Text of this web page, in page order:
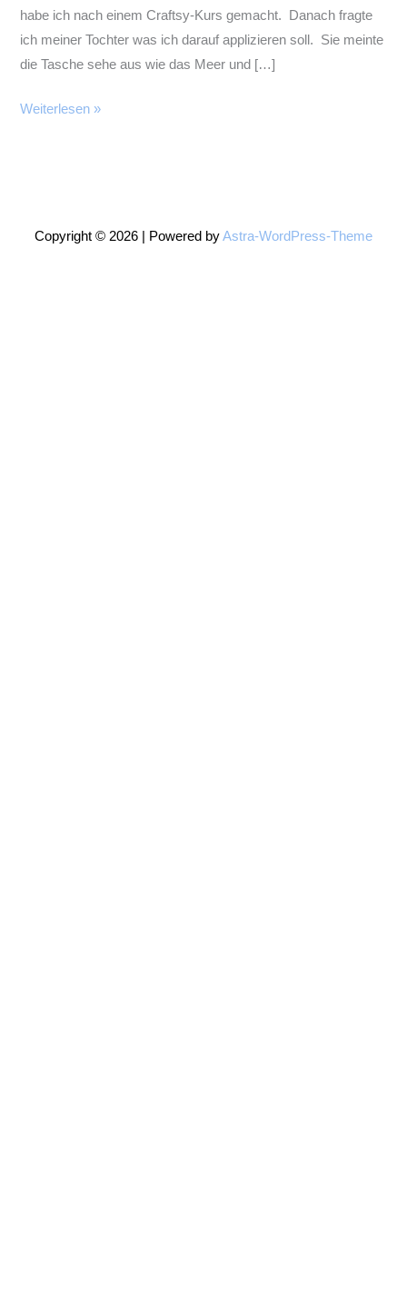
habe ich nach einem Craftsy-Kurs gemacht. Danach fragte
ich meiner Tochter was ich darauf applizieren soll. Sie meinte
die Tasche sehe aus wie das Meer und […]
Regenbogen
Weiterlesen »
Copyright © 2026 | Powered byAstra-WordPress-Theme